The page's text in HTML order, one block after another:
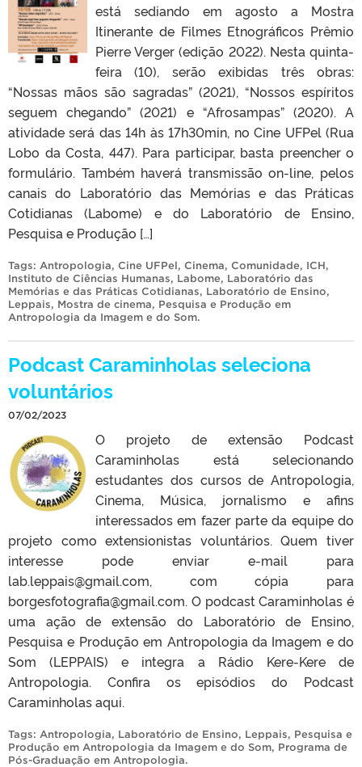
está sediando em agosto a Mostra
Itinerante de Filmes Etnográficos Prêmio
Pierre Verger (edição 2022). Nesta quinta-
feira (10), serão exibidas três obras:
“Nossas mãos são sagradas” (2021), “Nossos espíritos
seguem chegando” (2021) e “Afrosampas” (2020). A
atividade será das 14h às 17h30min, no Cine UFPel (Rua
Lobo da Costa, 447). Para participar, basta preencher o
formulário. Também haverá transmissão on-line, pelos
canais do Laboratório das Memórias e das Práticas
Cotidianas (Labome) e do Laboratório de Ensino,
Pesquisa e Produção […]
Tags: Antropologia, Cine UFPel, Cinema, Comunidade, ICH,
Instituto de Ciências Humanas, Labome, Laboratório das
Memórias e das Práticas Cotidianas, Laboratório de Ensino,
Leppais, Mostra de cinema, Pesquisa e Produção em
Antropologia da Imagem e do Som.
Podcast Caraminholas seleciona
voluntários
07/02/2023
O projeto de extensão Podcast
Caraminholas está selecionando
estudantes dos cursos de Antropologia,
Cinema, Música, jornalismo e afins
interessados em fazer parte da equipe do
projeto como extensionistas voluntários. Quem tiver
interesse pode enviar e-mail para
lab.leppais@gmail.com, com cópia para
borgesfotografia@gmail.com. O podcast Caraminholas é
uma ação de extensão do Laboratório de Ensino,
Pesquisa e Produção em Antropologia da Imagem e do
Som (LEPPAIS) e integra a Rádio Kere-Kere de
Antropologia. Confira os episódios do Podcast
Caraminholas aqui.
Tags: Antropologia, Laboratório de Ensino, Leppais, Pesquisa e
Produção em Antropologia da Imagem e do Som, Programa de
Pós-Graduação em Antropologia.